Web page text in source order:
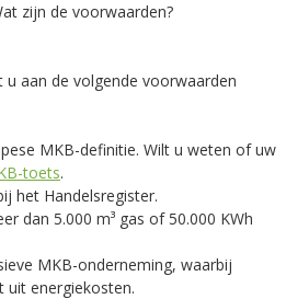
zijn de voorwaarden?
aan de volgende voorwaarden
MKB-definitie. Wilt u weten of uw
toets.
het Handelsregister.
dan 5.000 m³ gas of 50.000 KWh
MKB-onderneming, waarbij
uit energiekosten.